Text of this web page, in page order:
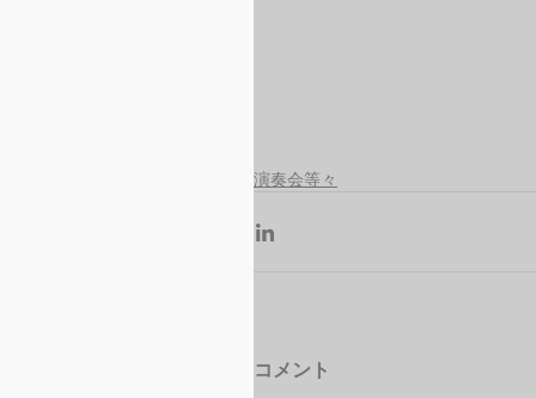
演奏会等々
コメント